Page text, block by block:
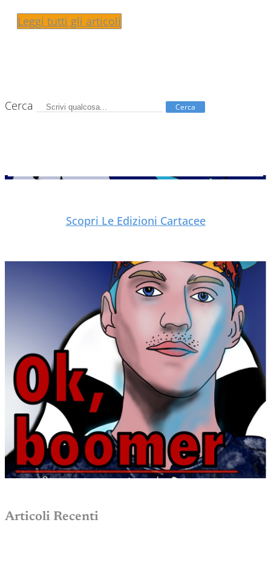
Leggi tutti gli articoli
Cerca Cerca
Scopri Le Edizioni Cartacee
Articoli Recenti